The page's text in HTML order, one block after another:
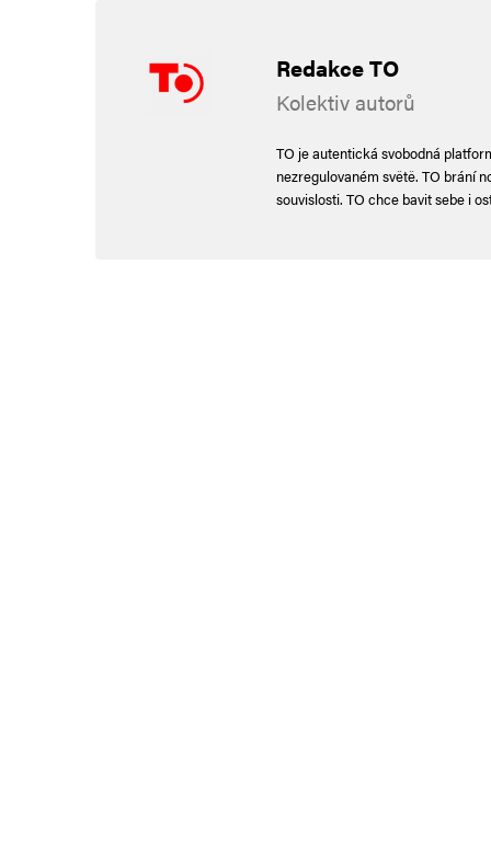
Redakce TO
Kolektiv autorů
TO je autentická svobodná
nezregulovaném světě. TO brání
souvislosti. TO chce bavit sebe i